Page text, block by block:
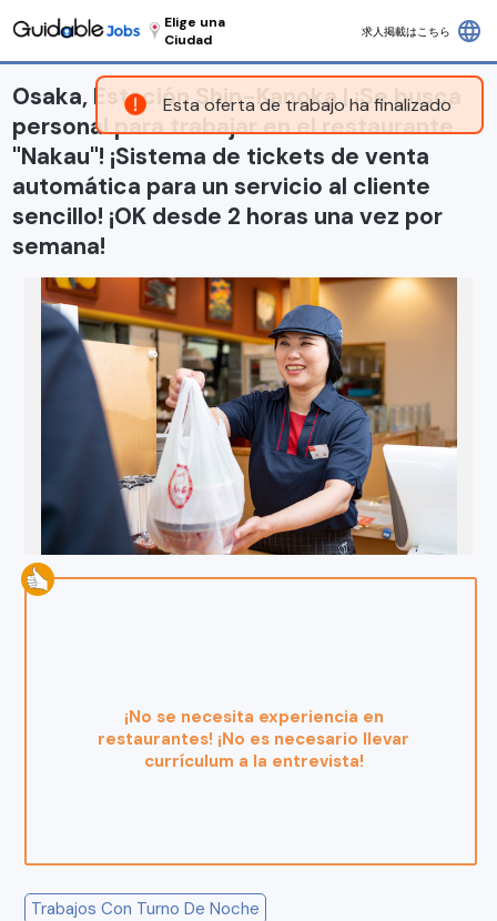
Esta oferta de trabajo ha finalizado
Elige una
Ciudad
求人掲載はこちら language
Osaka, Estación Shin-Kanoka | ¡Se busca
personal para trabajar en el restaurante
"Nakau"! ¡Sistema de tickets de venta
automática para un servicio al cliente
sencillo! ¡OK desde 2 horas una vez por
semana!
¡No se necesita experiencia en
restaurantes! ¡No es necesario llevar
currículum a la entrevista!
Trabajos Con Turno De Noche